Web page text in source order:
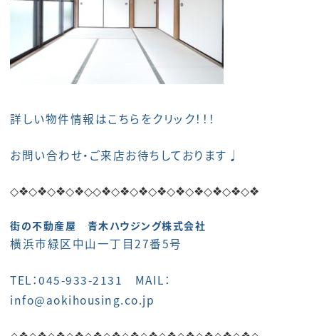
詳しい物件情報はこちらをクリック！！！
お問い合わせ・ご来店お待ちしております♩
◇❖◇❖◇❖◇❖◇◇❖◇❖◇❖◇❖◇❖◇❖◇❖◇❖◇❖
街の不動産屋 青木ハウジング株式会社
横浜市緑区中山一丁目27番5号
TEL：045-933-2131 MAIL：
info@aokihousing.co.jp